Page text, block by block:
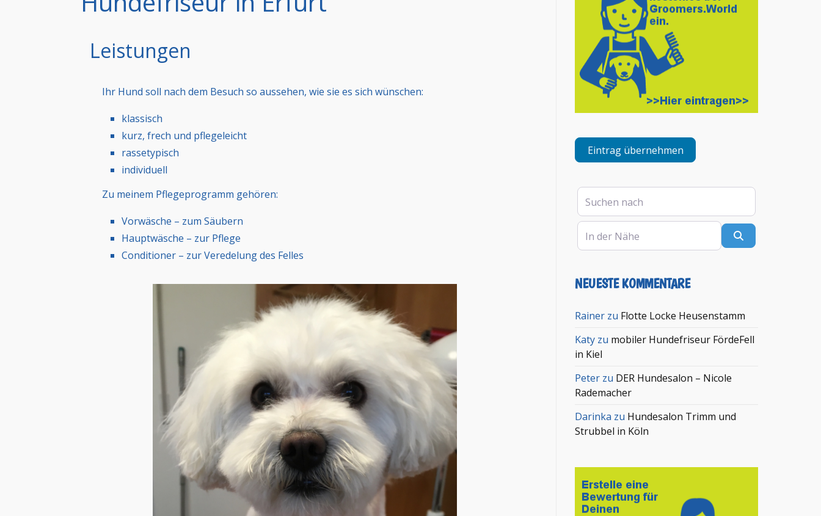
Leistungen
Ihr Hund soll nach dem Besuch so aussehen, wie sie es sich wünschen:
klassisch
kurz, frech und pflegeleicht
rassetypisch
individuell
Zu meinem Pflegeprogramm gehören:
Vorwäsche – zum Säubern
Hauptwäsche – zur Pflege
Conditioner – zur Veredelung des Felles
Eintrag übernehmen
Suchen nach
In der Nähe
NEUESTE KOMMENTARE
Rainer zu Flotte Locke Heusenstamm
Katy zu mobiler Hundefriseur FördeFell
in Kiel
Peter zu DER Hundesalon – Nicole
Rademacher
Darinka zu Hundesalon Trimm und
Strubbel in Köln